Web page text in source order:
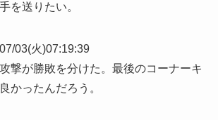
を送りたい。
03(火)07:19:39
撃が勝敗を分けた。最後のコーナーキ
かったんだろう。